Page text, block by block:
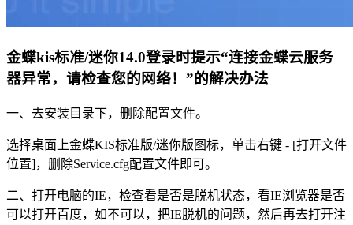
金蝶kis标准/迷你14.0登录时提示“连接金蝶云服务
器异常，请检查您的网络！”的解决办法
一、去安装目录下，删除配置文件。
选择桌面上金蝶KIS标准版/迷你版图标，单击右键 - [打开文件
位置]，删除Service.cfg配置文件即可。
二、打开电脑的IE，检查看是否是脱机状态，看IE浏览器是否
可以打开百度，如不可以，把IE脱机的问题，然后再去打开注